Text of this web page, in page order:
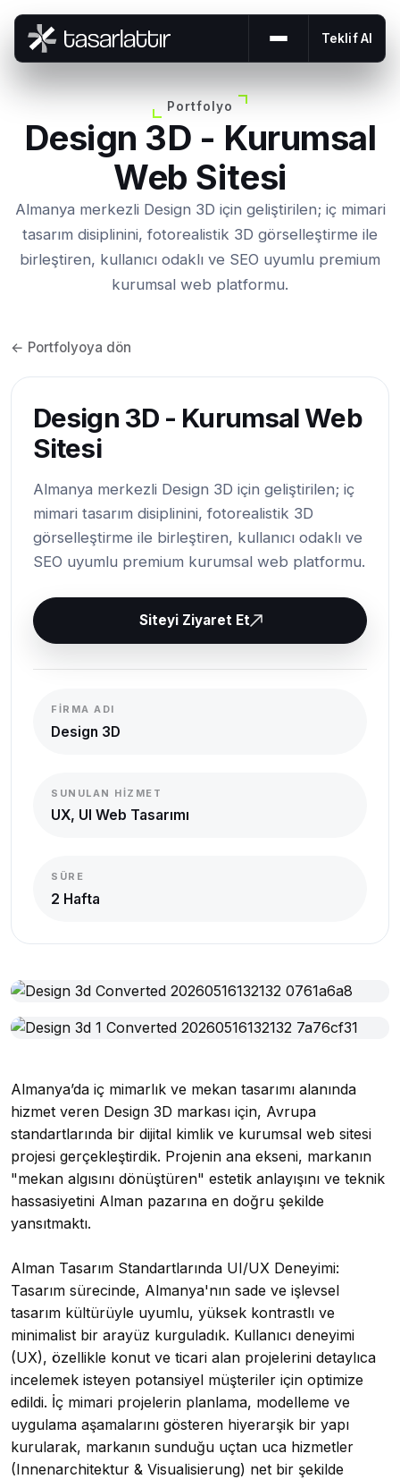
Menüyü aç veya
Teklif Al
Portfolyo
Design 3D - Kurumsal
Web Sitesi
Almanya merkezli Design 3D için geliştirilen; iç mimari
tasarım disiplinini, fotorealistik 3D görselleştirme ile
birleştiren, kullanıcı odaklı ve SEO uyumlu premium
kurumsal web platformu.
← Portfolyoya dön
Design 3D - Kurumsal Web
Sitesi
Almanya merkezli Design 3D için geliştirilen; iç
mimari tasarım disiplinini, fotorealistik 3D
görselleştirme ile birleştiren, kullanıcı odaklı ve
SEO uyumlu premium kurumsal web platformu.
Siteyi Ziyaret Et
FIRMA ADI
Design 3D
SUNULAN HIZMET
UX, UI Web Tasarımı
SÜRE
2 Hafta
Almanya’da iç mimarlık ve mekan tasarımı alanında
hizmet veren Design 3D markası için, Avrupa
standartlarında bir dijital kimlik ve kurumsal web sitesi
projesi gerçekleştirdik. Projenin ana ekseni, markanın
"mekan algısını dönüştüren" estetik anlayışını ve teknik
hassasiyetini Alman pazarına en doğru şekilde
yansıtmaktı.
Alman Tasarım Standartlarında UI/UX Deneyimi:
Tasarım sürecinde, Almanya'nın sade ve işlevsel
tasarım kültürüyle uyumlu, yüksek kontrastlı ve
minimalist bir arayüz kurguladık. Kullanıcı deneyimi
(UX), özellikle konut ve ticari alan projelerini detaylıca
incelemek isteyen potansiyel müşteriler için optimize
edildi. İç mimari projelerin planlama, modelleme ve
uygulama aşamalarını gösteren hiyerarşik bir yapı
kurularak, markanın sunduğu uçtan uca hizmetler
(Innenarchitektur & Visualisierung) net bir şekilde